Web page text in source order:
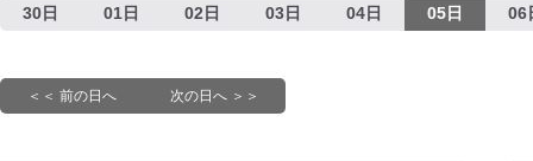
30日 01日 02日 03日 04日 05日 06
＜＜ 前の日へ 次の日へ ＞＞